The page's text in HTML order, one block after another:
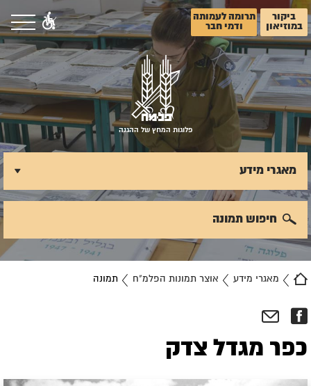
ביקור
במוזיאון
תרומה לעמותה
ודמי חבר
פלוגות המחץ של ההגנה
מאגרי מידע אוצר תמונות הפלמ"ח תמונה
מאגרי מידע
חיפוש תמונה
כפר מגדל צדק